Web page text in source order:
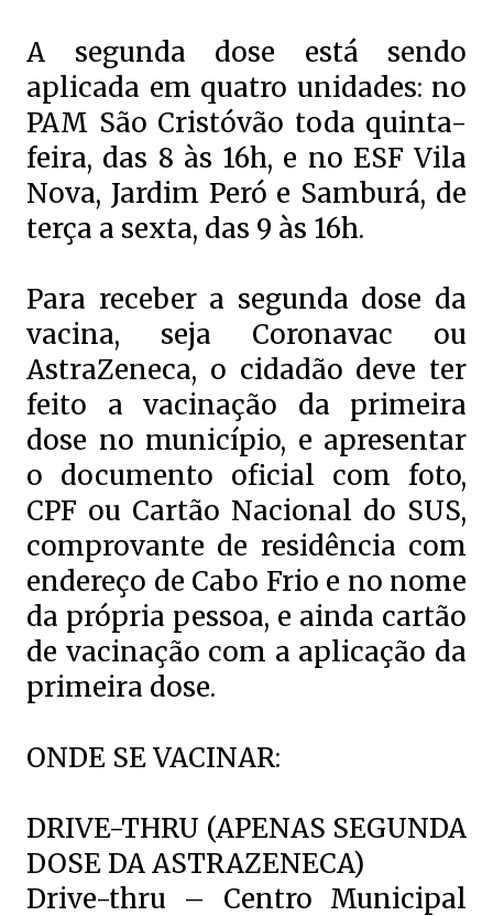
A segunda dose está sendo
aplicada em quatro unidades: no
PAM São Cristóvão toda quinta-
feira, das 8 às 16h, e no ESF Vila
Nova, Jardim Peró e Samburá, de
terça a sexta, das 9 às 16h.
Para receber a segunda dose da
vacina, seja Coronavac ou
AstraZeneca, o cidadão deve ter
feito a vacinação da primeira
dose no município, e apresentar
o documento oficial com foto,
CPF ou Cartão Nacional do SUS,
comprovante de residência com
endereço de Cabo Frio e no nome
da própria pessoa, e ainda cartão
de vacinação com a aplicação da
primeira dose.
ONDE SE VACINAR:
DRIVE-THRU (APENAS SEGUNDA
DOSE DA ASTRAZENECA)
Drive-thru – Centro Municipal